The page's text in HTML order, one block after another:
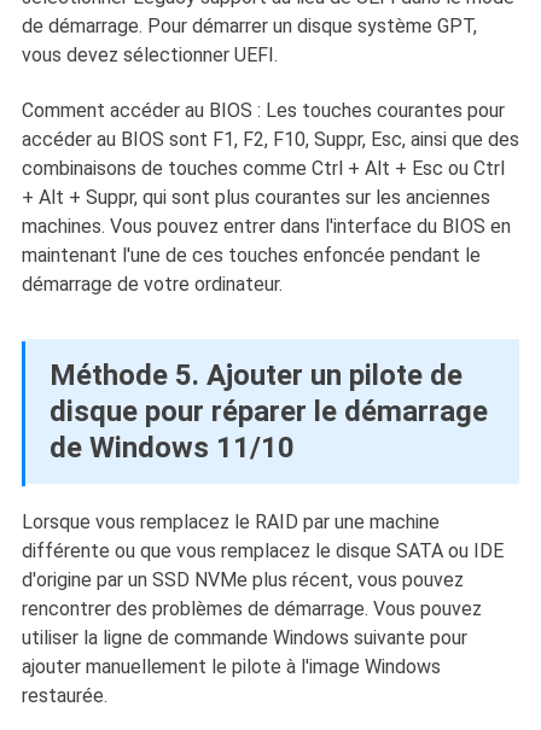
de démarrage. Pour démarrer un disque système GPT,
vous devez sélectionner UEFI.
Comment accéder au BIOS : Les touches courantes pour
accéder au BIOS sont F1, F2, F10, Suppr, Esc, ainsi que des
combinaisons de touches comme Ctrl + Alt + Esc ou Ctrl
+ Alt + Suppr, qui sont plus courantes sur les anciennes
machines. Vous pouvez entrer dans l'interface du BIOS en
maintenant l'une de ces touches enfoncée pendant le
démarrage de votre ordinateur.
Méthode 5. Ajouter un pilote de
disque pour réparer le démarrage
de Windows 11/10
Lorsque vous remplacez le RAID par une machine
différente ou que vous remplacez le disque SATA ou IDE
d'origine par un SSD NVMe plus récent, vous pouvez
rencontrer des problèmes de démarrage. Vous pouvez
utiliser la ligne de commande Windows suivante pour
ajouter manuellement le pilote à l'image Windows
restaurée.